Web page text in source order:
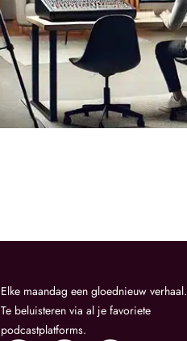
Elke maandag een gloednieuw verhaal.
Te beluisteren via al je favoriete
podcastplatforms.